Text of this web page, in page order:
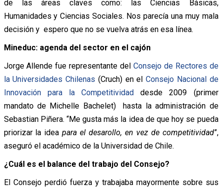
de las áreas claves como: las Ciencias Básicas,
Humanidades y Ciencias Sociales. Nos parecía una muy mala
decisión y espero que no se vuelva atrás en esa línea.
Mineduc: agenda del sector en el cajón
Jorge Allende fue representante del Consejo de Rectores de
la Universidades Chilenas (Cruch) en el Consejo Nacional de
Innovación para la Competitividad desde 2009 (primer
mandato de Michelle Bachelet) hasta la administración de
Sebastian Piñera. “Me gusta más la idea de que hoy se pueda
priorizar la ideapara el desarollo, en vez de competitividad”,
aseguró el académico de la Universidad de Chile.
¿Cuál es el balance del trabajo del Consejo?
El Consejo perdió fuerza y trabajaba mayormente sobre sus